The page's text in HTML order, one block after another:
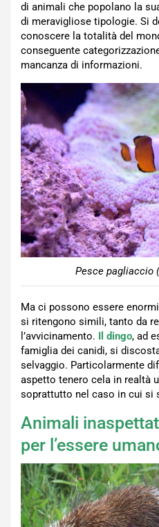
di animali che popolano la
di meravigliose tipologie. Si
conoscere la totalità del
conseguente
mancanza di informazioni.
Pesce pagliaccio
Ma ci possono essere
si ritengono simili, tanto da
l’avvicinamento. Il dingo, ad
famiglia dei canidi, si
selvaggio. Particolarmente
aspetto tenero cela in realtà
soprattutto nel caso in cui si
Animali
per l’essere